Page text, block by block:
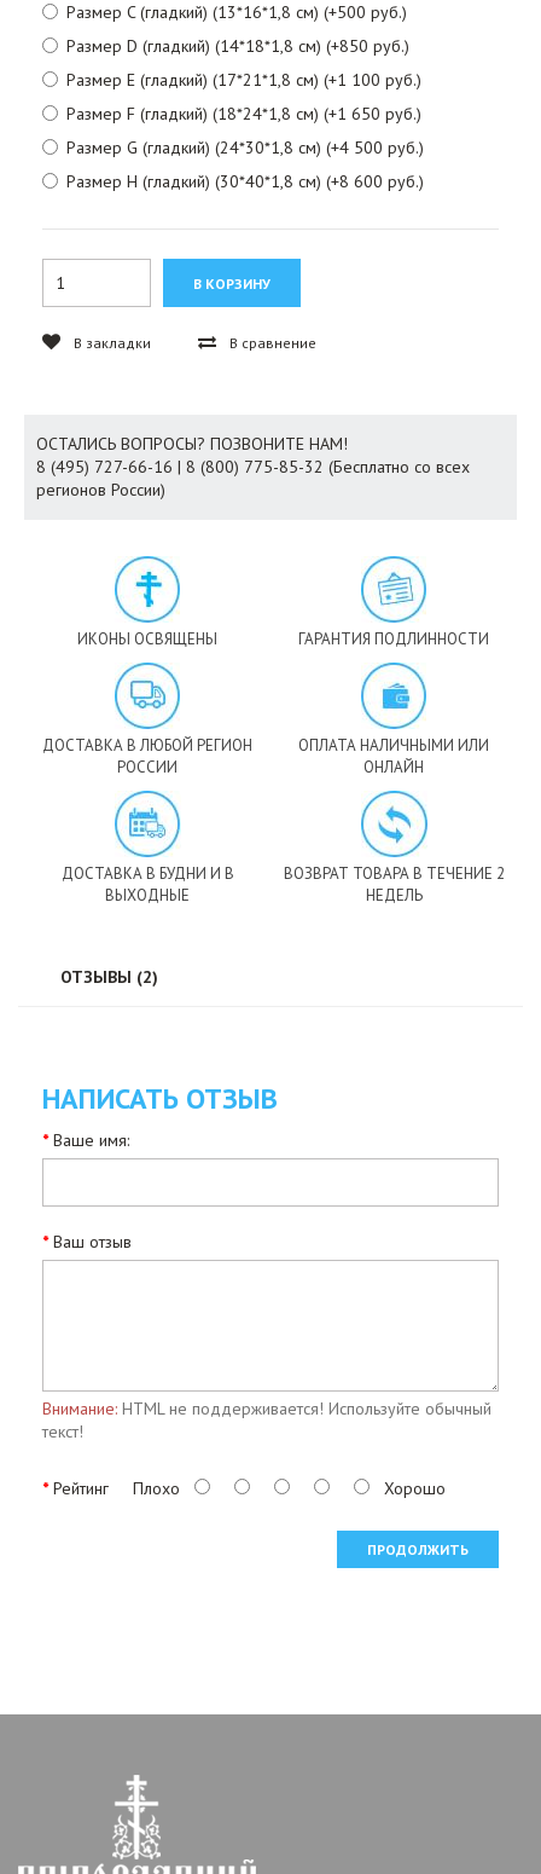
Размер C (гладкий) (13*16*1,8 см) (+500 руб.)
Размер D (гладкий) (14*18*1,8 см) (+850 руб.)
Размер E (гладкий) (17*21*1,8 см) (+1 100 руб.)
Размер F (гладкий) (18*24*1,8 см) (+1 650 руб.)
Размер G (гладкий) (24*30*1,8 см) (+4 500 руб.)
Размер H (гладкий) (30*40*1,8 см) (+8 600 руб.)
В закладки В сравнение
ОСТАЛИСЬ ВОПРОСЫ? ПОЗВОНИТЕ НАМ!
8 (495) 727-66-16 | 8 (800) 775-85-32 (Бесплатно со всех
регионов России)
ИКОНЫ ОСВЯЩЕНЫ ГАРАНТИЯ ПОДЛИННОСТИ
ДОСТАВКА В ЛЮБОЙ РЕГИОН
РОССИИ
ОПЛАТА НАЛИЧНЫМИ ИЛИ
ОНЛАЙН
ДОСТАВКА В БУДНИ И В
ВЫХОДНЫЕ
ВОЗВРАТ ТОВАРА В ТЕЧЕНИЕ 2
НЕДЕЛЬ
ОТЗЫВЫ (2)
НАПИСАТЬ ОТЗЫВ
Ваше имя:
Ваш отзыв
Внимание: HTML не поддерживается! Используйте обычный
текст!
Рейтинг Плохо Хорошо
ПРОДОЛЖИТЬ